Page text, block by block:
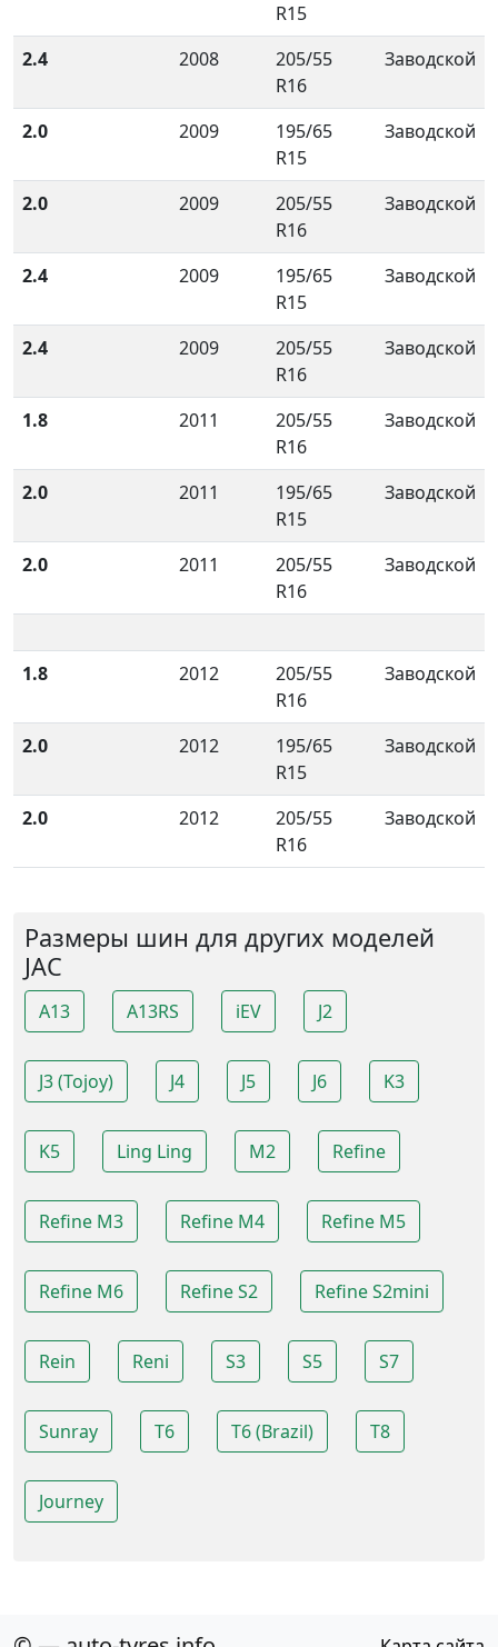
R15
2.4 2008
205/55
R16
Заводской
2.0 2009
195/65
R15
Заводской
2.0 2009
205/55
R16
Заводской
2.4 2009
195/65
R15
Заводской
2.4 2009
205/55
R16
Заводской
1.8 2011
205/55
R16
Заводской
2.0 2011
195/65
R15
Заводской
2.0 2011
205/55
R16
Заводской
1.8 2012
205/55
R16
Заводской
2.0 2012
195/65
R15
Заводской
2.0 2012
205/55
R16
Заводской
Размеры шин для других моделей
JAC
A13 A13RS iEV J2
J3 (Tojoy) J4 J5 J6 K3
K5 Ling Ling M2 Refine
Refine M3 Refine M4 Refine M5
Refine M6 Refine S2 Refine S2mini
Rein Reni S3 S5 S7
Sunray T6 T6 (Brazil) T8
Journey